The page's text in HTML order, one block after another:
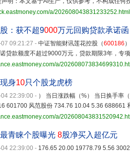
a/202608043831233252.html
：获不超9000万元回购贷款承诺函
09:21:27 - 中证智能财讯莲花控股（600186
贷款额度不超过9000万元，贷款期限3年，专
a/
身10只个股龙虎榜
22:39:00 - ） 当日涨跌幅（%） 当日换手率
601700 风范股份 734.76 10.04 5.36 688661
a/
青睐个股曝光 8股净买入超亿元
22:39:00 - 176.65 20.00 19778.79 5.56